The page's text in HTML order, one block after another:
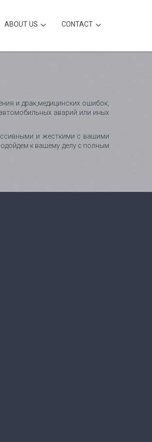
ABOUT US CONTACT
и драк,медицинских ошибок,
аварий или иных
и жесткими с вашими
к вашему делу с полным